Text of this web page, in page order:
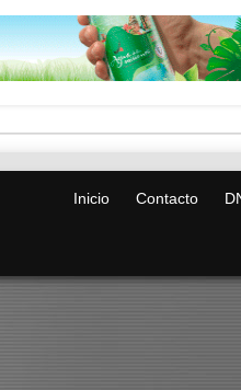
Inicio Contacto